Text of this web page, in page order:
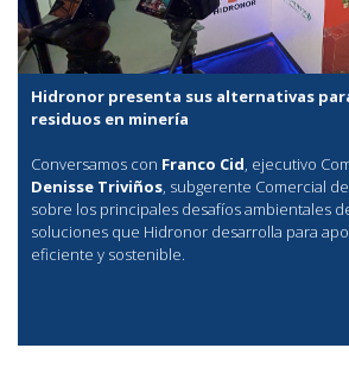
Hidronor presenta sus alternativas
residuos en minería
Conversamos con Franco Cid, ejecutivo
Denisse Triviños, subgerente Comercial
sobre los principales desafíos ambientales
soluciones que Hidronor desarrolla para
eficiente y sostenible.